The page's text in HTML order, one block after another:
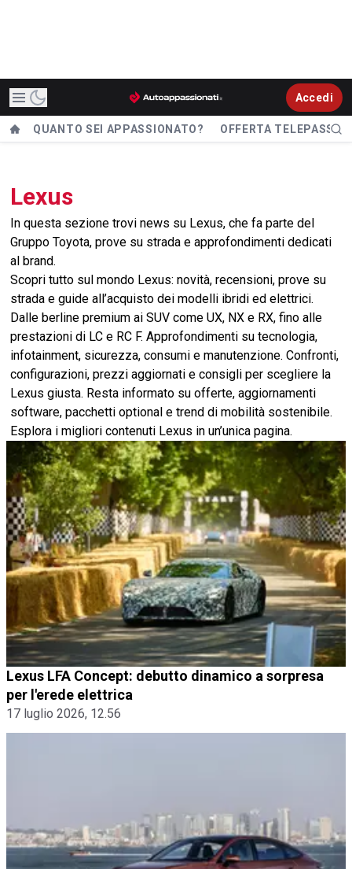
Accedi
QUANTO SEI APPASSIONATO? OFFERTA TELEPASS
Lexus
In questa sezione trovi news su Lexus, che fa parte del
Gruppo Toyota, prove su strada e approfondimenti dedicati
al brand.
Scopri tutto sul mondo Lexus: novità, recensioni, prove su
strada e guide all’acquisto dei modelli ibridi ed elettrici.
Dalle berline premium ai SUV come UX, NX e RX, fino alle
prestazioni di LC e RC F. Approfondimenti su tecnologia,
infotainment, sicurezza, consumi e manutenzione. Confronti,
configurazioni, prezzi aggiornati e consigli per scegliere la
Lexus giusta. Resta informato su offerte, aggiornamenti
software, pacchetti optional e trend di mobilità sostenibile.
Esplora i migliori contenuti Lexus in un’unica pagina.
Lexus LFA Concept: debutto dinamico a sorpresa
per l'erede elettrica
17 luglio 2026, 12.56